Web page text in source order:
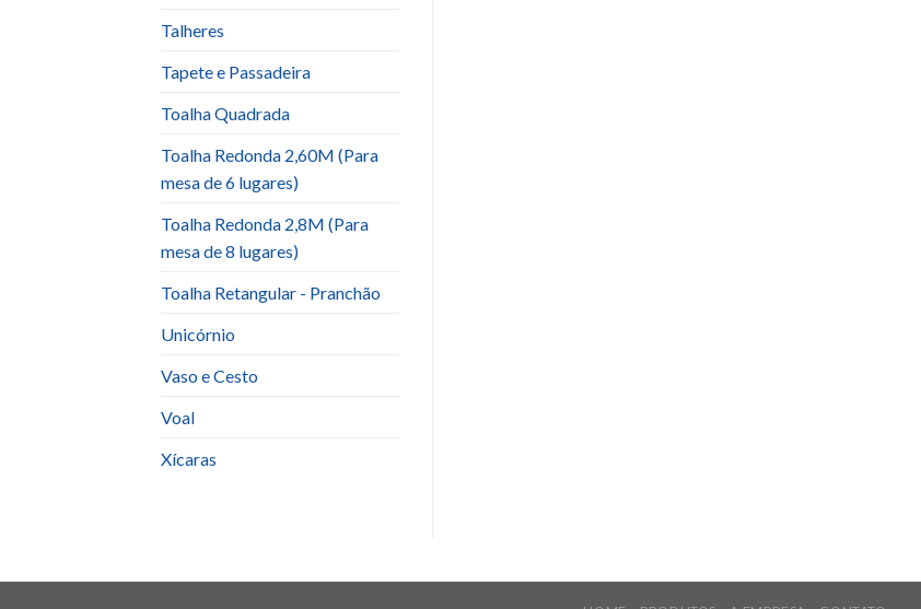
Talheres
Tapete e Passadeira
Toalha Quadrada
Toalha Redonda 2,60M (Para
mesa de 6 lugares)
Toalha Redonda 2,8M (Para
mesa de 8 lugares)
Toalha Retangular - Pranchão
Unicórnio
Vaso e Cesto
Voal
Xícaras